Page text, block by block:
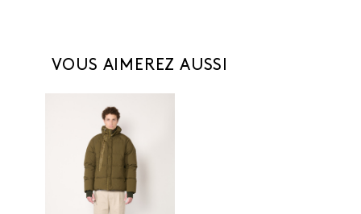
VOUS AIMEREZ AUSSI